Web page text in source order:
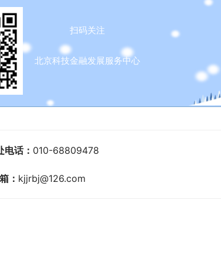
扫码关注
北京科技金融发展服务中心
电话： 010-68809478
： kjjrbj@126.com